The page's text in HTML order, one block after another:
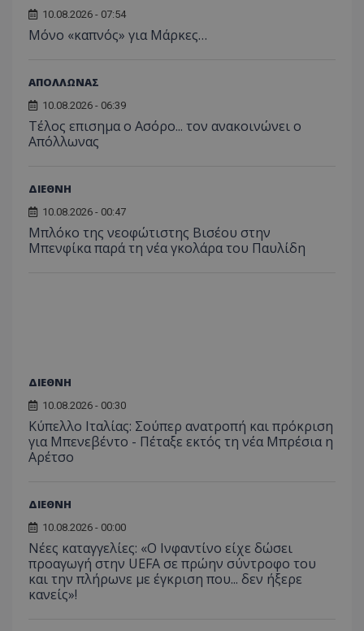
10.08.2026 - 07:54
Μόνο «καπνός» για Μάρκες…
ΑΠΟΛΛΩΝΑΣ
10.08.2026 - 06:39
Tέλος επισημα ο Ασόρο... τον ανακοινώνει ο
Απόλλωνας
ΔΙΕΘΝΗ
10.08.2026 - 00:47
Μπλόκο της νεοφώτιστης Βισέου στην
Μπενφίκα παρά τη νέα γκολάρα του Παυλίδη
ΔΙΕΘΝΗ
10.08.2026 - 00:30
Κύπελλο Ιταλίας: Σούπερ ανατροπή και πρόκριση
για Μπενεβέντο - Πέταξε εκτός τη νέα Μπρέσια η
Αρέτσο
ΔΙΕΘΝΗ
10.08.2026 - 00:00
Νέες καταγγελίες: «Ο Ινφαντίνο είχε δώσει
προαγωγή στην UEFA σε πρώην σύντροφο του
και την πλήρωνε με έγκριση που... δεν ήξερε
κανείς»!